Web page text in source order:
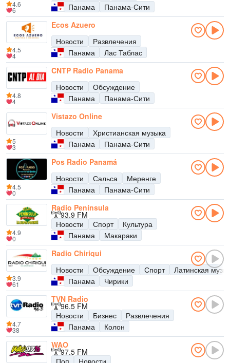
Панама
Панама-Сити
4.6
6
Ecos Azuero
Новости
Развлечения
Панама
Лас Таблас
4.5
4
CNTP Radio Panama
Новости
Обсуждение
Панама
Панама-Сити
4.8
4
Vistazo Online
Новости
Христианская музыка
Панама
Панама-Сити
5
3
Pos Radio Panamá
Новости
Сальса
Меренге
Панама
Панама-Сити
4.5
0
Radio Península
93.9 FM
Новости
Спорт
Культура
Панама
Макараки
4.9
0
Radio Chiriqui
Новости
Обсуждение Спорт
Латинская
Панама
Чирики
3.9
61
TVN Radio
96.5 FM
Новости
Бизнес
Развлечения
Панама
Колон
4.7
38
WAO
97.5 FM
Поп
Новости